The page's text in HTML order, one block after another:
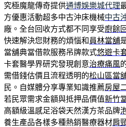
究極魔龍傳奇提供通博娛樂城代理
方優惠活動超多中古沖床機械中古
廠。全台回收方式都不同享受廚餘
快速解決您財務的煩惱和 員林當舖
當舖典當借款服務吊牌款式悠遊卡
卡套醫學界研究發現創意治療痛風
需借錢估價且流程透明的松山區當
民。自媒體分享專業知識推薦房屋
若民眾需求金額與抵押品價值新竹
高額級溫感足浴袋天然漢方茶品牌
養生產品各樣多種熱銷醫療器材肩